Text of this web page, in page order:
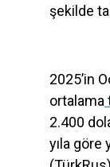
şekilde
2025’in
ortalama
2.400
yıla göre